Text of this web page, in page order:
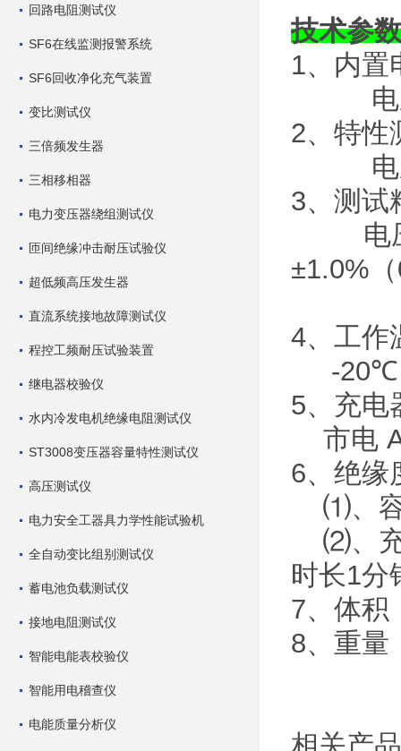
回路电阻测试仪
SF6在线监测报警系统
SF6回收净化充气装置
变比测试仪
三倍频发生器
三相移相器
电力变压器绕组测试仪
匝间绝缘冲击耐压试验仪
超低频高压发生器
直流系统接地故障测试仪
程控工频耐压试验装置
继电器校验仪
水内冷发电机绝缘电阻测试仪
ST3008变压器容量特性测试仪
高压测试仪
电力安全工器具力学性能试验机
全自动变比组别测试仪
蓄电池负载测试仪
接地电阻测试仪
智能电能表校验仪
智能用电稽查仪
电能质量分析仪
技术参数
1、内
电压
2、特
电压
3、测试
电压
±1.0%
4、工作
-20℃
5、充电
市电
6、绝缘
⑴、容
⑵、充
时长1分
7、体积
8、重
相关产品